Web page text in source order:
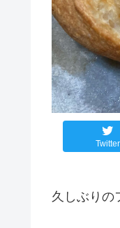
Twitter
久しぶりの